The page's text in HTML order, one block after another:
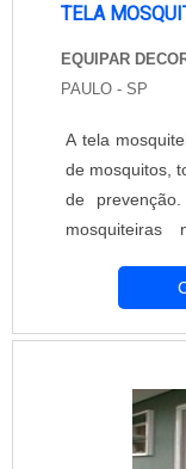
TELA
EQUIPAR
PAULO - SP
A tela
de mosquitos,
de
Equipar